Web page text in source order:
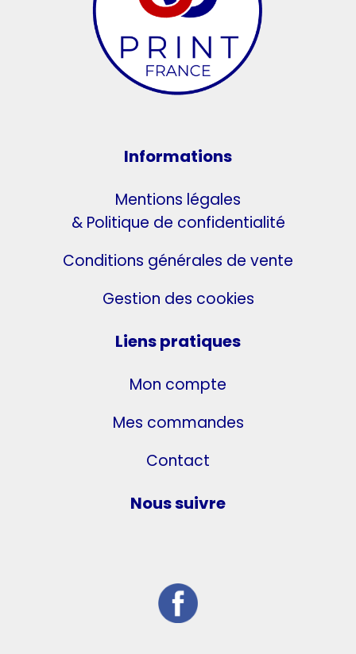
Informations
Mentions légales
& Politique de confidentialité
Conditions générales de vente
Gestion des cookies
Liens pratiques
Mon compte
Mes commandes
Contact
Nous suivre